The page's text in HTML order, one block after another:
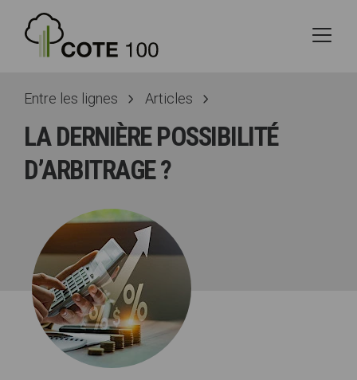
Entre les lignes Articles
LA DERNIÈRE POSSIBILITÉ
D’ARBITRAGE ?